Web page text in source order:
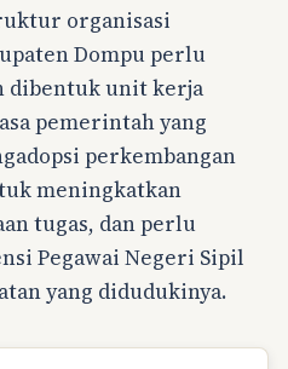
organisasi
Dompu perlu
dibentuk unit kerja
pemerintah yang
perkembangan
meningkatkan
tugas, dan perlu
Pegawai Negeri Sipil
yang didudukinya.